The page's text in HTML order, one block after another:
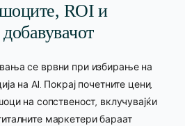
ROI и
се врвни при избирање на
на AI. Покрај почетните цени,
на сопственост, вклучувајќи
маркетери бараат